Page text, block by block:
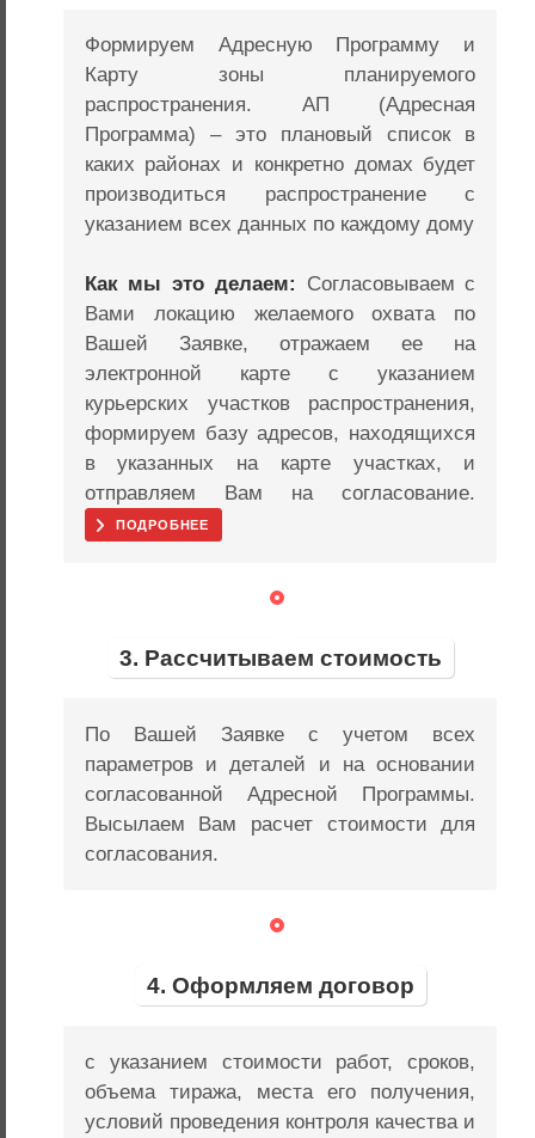
Формируем Адресную Программу и
Карту зоны планируемого
распространения. АП (Адресная
Программа) – это плановый список в
каких районах и конкретно домах будет
производиться распространение с
указанием всех данных по каждому дому
Как мы это делаем: Согласовываем с
Вами локацию желаемого охвата по
Вашей Заявке, отражаем ее на
электронной карте с указанием
курьерских участков распространения,
формируем базу адресов, находящихся
в указанных на карте участках, и
отправляем Вам на согласование.
ПОДРОБНЕЕ
3. Рассчитываем стоимость
По Вашей Заявке с учетом всех
параметров и деталей и на основании
согласованной Адресной Программы.
Высылаем Вам расчет стоимости для
согласования.
4. Оформляем договор
с указанием стоимости работ, сроков,
объема тиража, места его получения,
условий проведения контроля качества и